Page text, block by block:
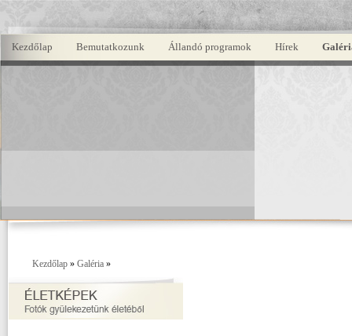
Kezdőlap Bemutatkozunk Állandó programok Hírek
Kezdőlap » Galéria »